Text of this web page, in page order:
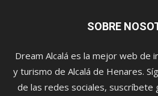
SOBRE
Dream Alcalá es la mejor web de
y turismo de Alcalá de Henares.
de las redes sociales, suscríbete